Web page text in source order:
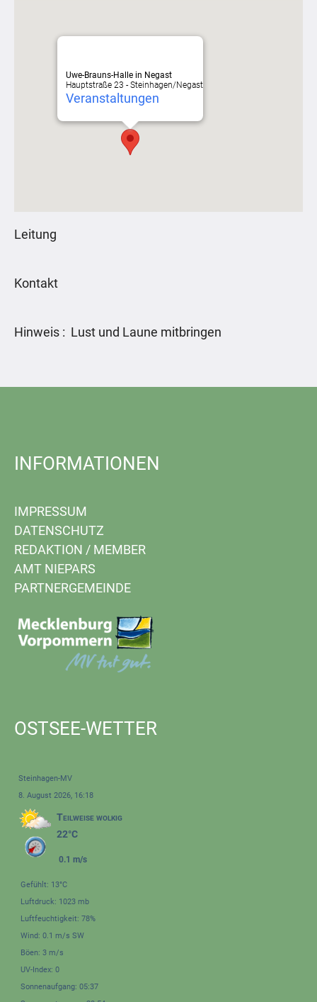
Uwe-Brauns-Halle in Negast
Hauptstraße 23 - Steinhagen/Negast
Veranstaltungen
Leitung
Kontakt
Hinweis : Lust und Laune mitbringen
INFORMATIONEN
IMPRESSUM
DATENSCHUTZ
REDAKTION / MEMBER
AMT NIEPARS
PARTNERGEMEINDE
OSTSEE-WETTER
Steinhagen-MV
8. August 2026, 16:18
Teilweise wolkig
22°C
0.1 m/s
Gefühlt: 13°C
Luftdruck: 1023 mb
Luftfeuchtigkeit: 78%
Wind: 0.1 m/s SW
Böen: 3 m/s
UV-Index: 0
Sonnenaufgang: 05:37